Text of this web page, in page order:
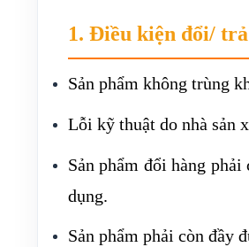
1. Điều kiện đổi/
Sản phẩm không trùng
Lỗi kỹ thuật do nhà sản
Sản phẩm đổi hàng
dụng.
Sản phẩm phải còn đầy